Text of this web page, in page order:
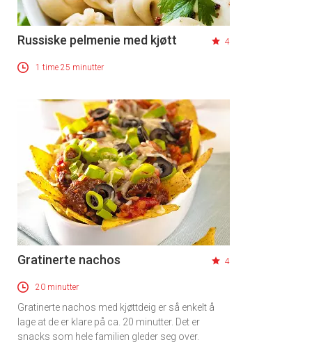
Russiske pelmenie med kjøtt 4
1 time 25 minutter
Gratinerte nachos 4
20 minutter
Gratinerte nachos med kjøttdeig er så enkelt å
lage at de er klare på ca. 20 minutter. Det er
snacks som hele familien gleder seg over.